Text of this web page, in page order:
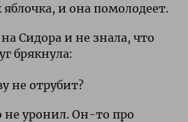
яблочка, и она помолодеет.
Сидора и не знала, что
брякнула:
не отрубит?
не уронил. Он-то про